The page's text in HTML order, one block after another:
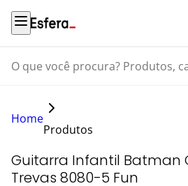
O que você procura? Produtos,
Home
Produtos
Guitarra Infantil Batman
Trevas 8080-5 Fun